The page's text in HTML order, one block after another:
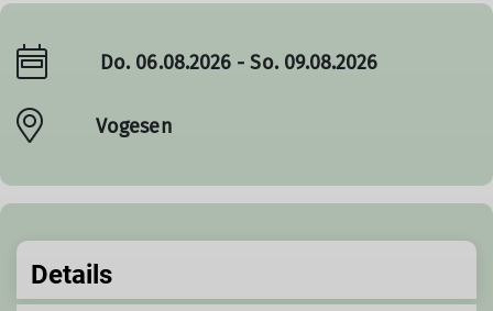
Do. 06.08.2026 - So. 09.08.2026
Vogesen
Details